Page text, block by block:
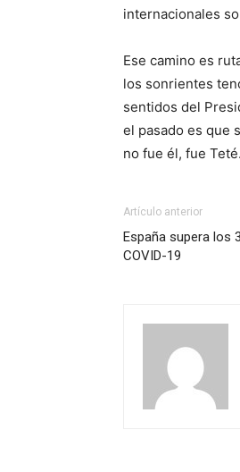
internacionales
Ese camino es
los sonrientes
sentidos del
el pasado es que
no fue él, fue Teté.
Artículo anterior
España supera los
COVID-19